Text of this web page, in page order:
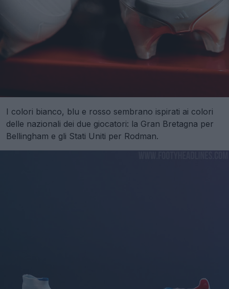
I colori bianco, blu e rosso sembrano ispirati ai colori
delle nazionali dei due giocatori: la Gran Bretagna per
Bellingham e gli Stati Uniti per Rodman.